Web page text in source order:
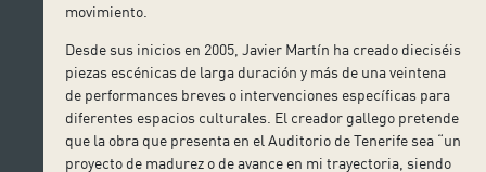
movimiento.
Desde sus inicios en 2005, Javier Martín ha creado dieciséis
piezas escénicas de larga duración y más de una veintena
de performances breves o intervenciones específicas para
diferentes espacios culturales. El creador gallego pretende
que la obra que presenta en el Auditorio de Tenerife sea “un
proyecto de madurez o de avance en mi trayectoria, siendo